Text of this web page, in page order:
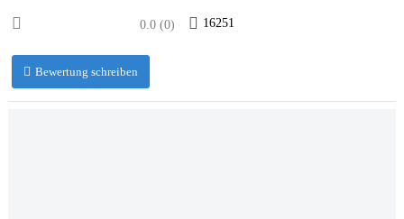
0.0 (0) 16251
Bewertung schreiben